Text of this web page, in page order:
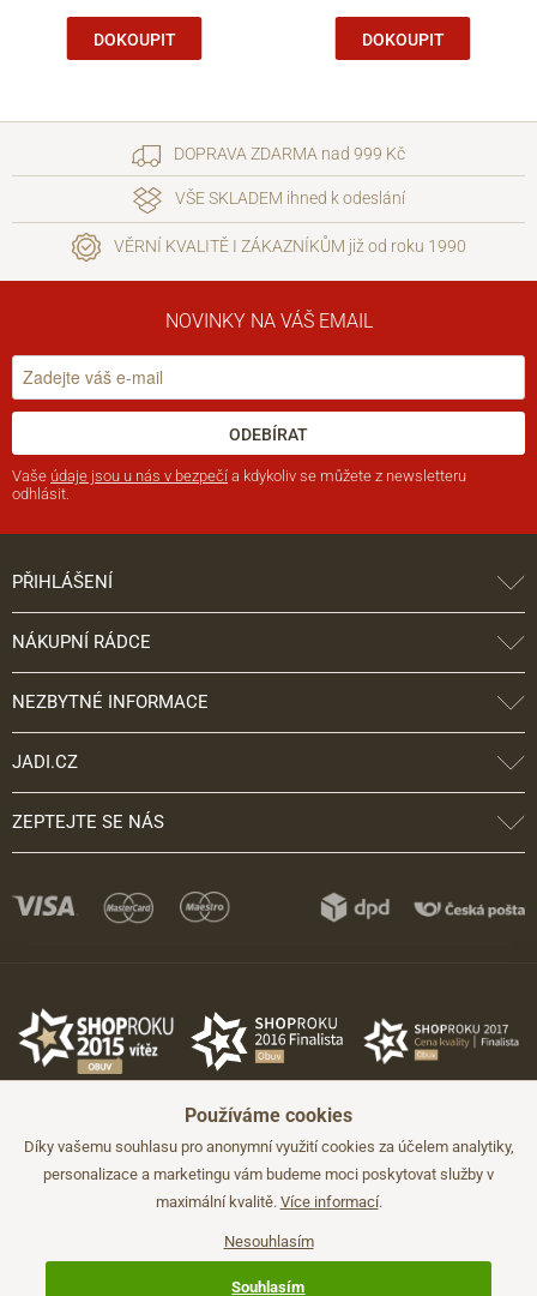
DOKOUPIT DOKOUPIT
DOPRAVA ZDARMA nad 999 Kč
VŠE SKLADEM ihned k odeslání
VĚRNÍ KVALITĚ I ZÁKAZNÍKŮM již od roku 1990
NOVINKY NA VÁŠ EMAIL
ODEBÍRAT
Vaše údaje jsou u nás v bezpečí a kdykoliv se můžete z newsletteru
odhlásit.
PŘIHLÁŠENÍ
NÁKUPNÍ RÁDCE
NEZBYTNÉ INFORMACE
JADI.CZ
ZEPTEJTE SE NÁS
©2026 JADI.cz. Užití materiálů bez souhlasu není možné.
Používáme cookies
Díky vašemu souhlasu pro anonymní využití cookies za účelem analytiky,
personalizace a marketingu vám budeme moci poskytovat služby v
maximální kvalitě. Více informací.
Nesouhlasím
Souhlasím